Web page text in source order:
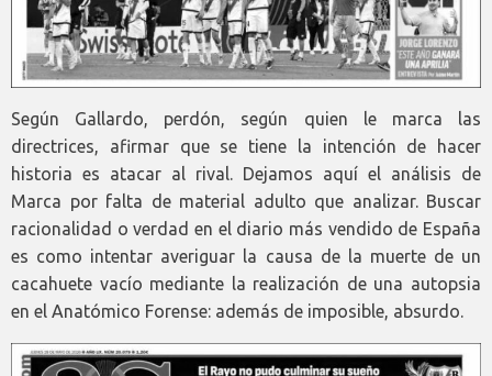
Según Gallardo, perdón, según quien le marca las
directrices, afirmar que se tiene la intención de hacer
historia es atacar al rival. Dejamos aquí el análisis de
Marca por falta de material adulto que analizar. Buscar
racionalidad o verdad en el diario más vendido de España
es como intentar averiguar la causa de la muerte de un
cacahuete vacío mediante la realización de una autopsia
en el Anatómico Forense: además de imposible, absurdo.